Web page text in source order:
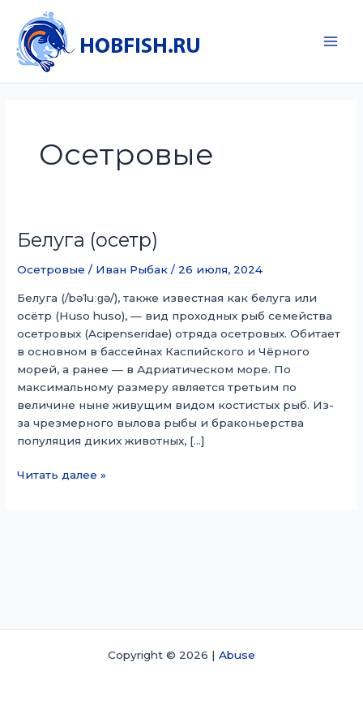
содержимому
Осетровые
Белуга (осетр)
Осетровые / Иван Рыбак/ 26 июля, 2024
Белуга (/bəˈluːɡə/), также известная как белуга или
осётр (Huso huso), — вид проходных рыб семейства
осетровых (Acipenseridae) отряда осетровых. Обитает
в основном в бассейнах Каспийского и Чёрного
морей, а ранее — в Адриатическом море. По
максимальному размеру является третьим по
величине ныне живущим видом костистых рыб. Из-
за чрезмерного вылова рыбы и браконьерства
популяция диких животных, […]
Белуга
Читать далее »
Copyright © 2026 | Abuse